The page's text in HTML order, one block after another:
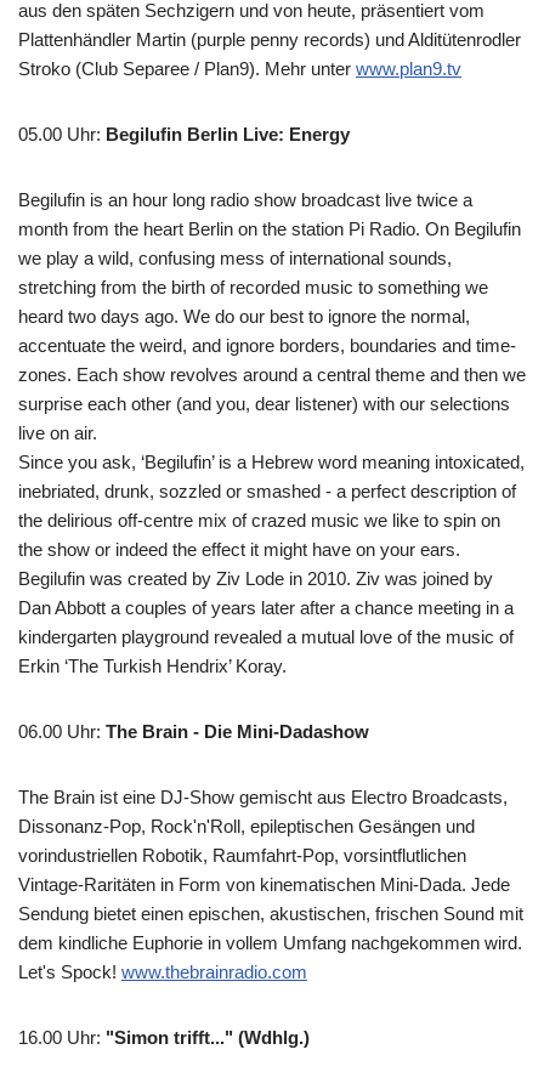
aus den späten Sechzigern und von heute, präsentiert vom
Plattenhändler Martin (purple penny records) und Alditütenrodler
Stroko (Club Separee / Plan9). Mehr unter www.plan9.tv
05.00 Uhr: Begilufin Berlin Live: Energy
Begilufin is an hour long radio show broadcast live twice a
month from the heart Berlin on the station Pi Radio. On Begilufin
we play a wild, confusing mess of international sounds,
stretching from the birth of recorded music to something we
heard two days ago. We do our best to ignore the normal,
accentuate the weird, and ignore borders, boundaries and time-
zones. Each show revolves around a central theme and then we
surprise each other (and you, dear listener) with our selections
live on air.
Since you ask, ‘Begilufin’ is a Hebrew word meaning intoxicated,
inebriated, drunk, sozzled or smashed - a perfect description of
the delirious off-centre mix of crazed music we like to spin on
the show or indeed the effect it might have on your ears.
Begilufin was created by Ziv Lode in 2010. Ziv was joined by
Dan Abbott a couples of years later after a chance meeting in a
kindergarten playground revealed a mutual love of the music of
Erkin ‘The Turkish Hendrix’ Koray.
06.00 Uhr: The Brain - Die Mini-Dadashow
The Brain ist eine DJ-Show gemischt aus Electro Broadcasts,
Dissonanz-Pop, Rock'n'Roll, epileptischen Gesängen und
vorindustriellen Robotik, Raumfahrt-Pop, vorsintflutlichen
Vintage-Raritäten in Form von kinematischen Mini-Dada. Jede
Sendung bietet einen epischen, akustischen, frischen Sound mit
dem kindliche Euphorie in vollem Umfang nachgekommen wird.
Let's Spock! www.thebrainradio.com
16.00 Uhr: "Simon trifft..." (Wdhlg.)